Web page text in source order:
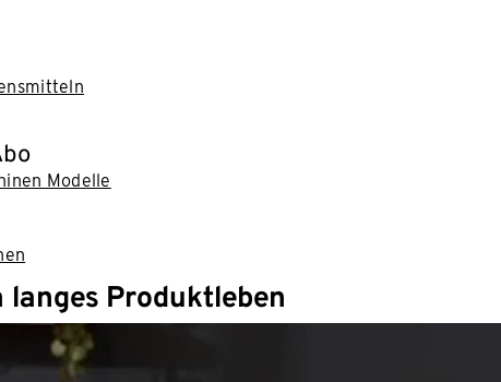
Modelle
langes Produktleben